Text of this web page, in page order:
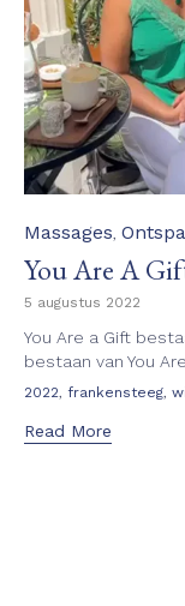
Category
Massages
You Are A
5 augustus 2022
You Are a Gift
bestaan van You
Tags
2022 frankensteeg
Read More